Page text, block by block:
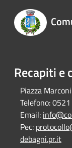
Recapiti e
Piazza
Telefono:
Email:
Pec:
debagni.pr.it